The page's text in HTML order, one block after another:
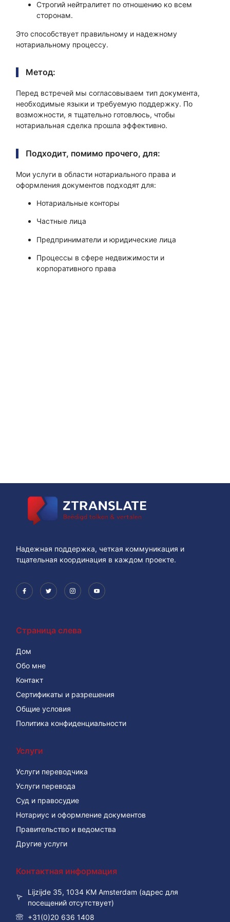
Строгий нейтралитет по отношению ко всем
сторонам.
Это способствует правильному и надежному
нотариальному процессу.
Метод:
Перед встречей мы согласовываем тип документа,
необходимые языки и требуемую поддержку. По
возможности, я тщательно готовлюсь, чтобы
нотариальная сделка прошла эффективно.
Подходит, помимо прочего, для:
Мои услуги в области нотариального права и
оформления документов подходят для:
Нотариальные конторы
Частные лица
Предприниматели и юридические лица
Процессы в сфере недвижимости и
корпоративного права
Надежная поддержка, четкая коммуникация и
тщательная координация в каждом проекте.
Страница слева
Дом
Обо мне
Контакт
Сертификаты и разрешения
Общие условия
Политика конфиденциальности
Услуги
Услуги переводчика
Услуги перевода
Суд и правосудие
Нотариус и оформление документов
Правительство и ведомства
Другие услуги
Контактная информация
Lijzijde 35, 1034 KM Amsterdam (адрес для
посещений отсутствует)
+31(0)20 636 1408